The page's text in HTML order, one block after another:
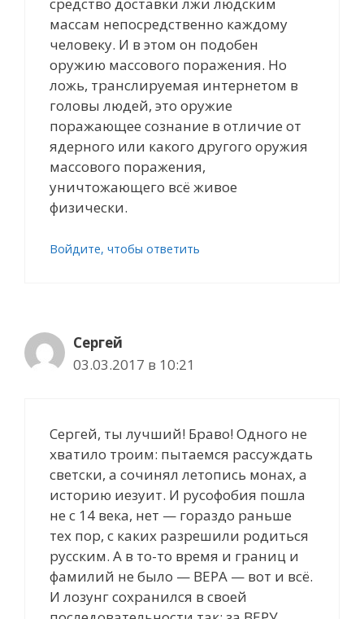
массам непосредственно каждому
человеку. И в этом он подобен
оружию массового поражения. Но
ложь, транслируемая интернетом в
головы людей, это оружие
поражающее сознание в отличие от
ядерного или какого другого оружия
массового поражения,
уничтожающего всё живое
физически.
Войдите, чтобы ответить
Сергей
03.03.2017 в 10:21
Сергей, ты лучший! Браво! Одного не
хватило троим: пытаемся рассуждать
светски, а сочинял летопись монах, а
историю иезуит. И русофобия пошла
не с 14 века, нет — гораздо раньше
тех пор, с каких разрешили родиться
русским. А в то-то время и границ и
фамилий не было — ВЕРА — вот и всё.
И лозунг сохранился в своей